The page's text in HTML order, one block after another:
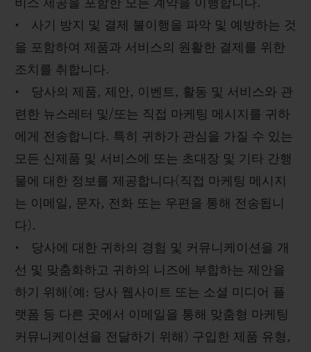
비스 제공을 포함한 모든 계약을 이행합니다.
• 사기 방지 및 결제 불이행을 파악 및 예방하는 것
을 포함하여 제품과 서비스의 원활한 결제를 위한
조치를 취합니다.
• 당사의 제품, 제안, 이벤트, 활동 및 서비스와 관
련한 뉴스레터 및/또는 직접 마케팅 메시지를 귀하
에게 전송합니다. 특히 귀하가 관심을 가질 수 있는
모든 신제품 및 서비스에 또는 초대장 및 기타 간행
물에 대한 정보를 제공합니다(직접 마케팅 메시지
는 이메일, 문자, 전화 또는 우편을 통해 전송됩니
다).
• 당사에 대한 귀하의 경험 및 커뮤니케이션을 개
선 및 맞춤화하고 귀하의 니즈에 부합하는 제안을
하기 위해(예: 당사 웹사이트 또는 소셜 미디어 플
랫폼 등 다른 곳에서 이메일을 통해 맞춤형 마케팅
커뮤니케이션을 전달하기 위해) 구입한 제품 유형,